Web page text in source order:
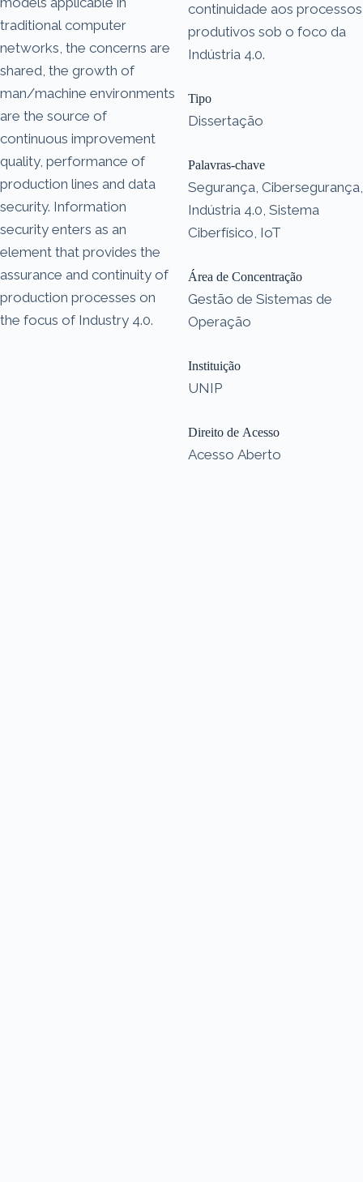
traditional computer
networks, the concerns are
shared, the growth of
man/machine environments
are the source of
continuous improvement
quality, performance of
production lines and data
security. Information
security enters as an
element that provides the
assurance and continuity of
production processes on
the focus of Industry 4.0.
continuidade aos processos
produtivos sob o foco da
Indústria 4.0.
Tipo
Dissertação
Palavras-chave
Segurança, Cibersegurança,
Indústria 4.0, Sistema
Ciberfísico, IoT
Área de Concentração
Gestão de Sistemas de
Operação
Instituição
UNIP
Direito de Acesso
Acesso Aberto